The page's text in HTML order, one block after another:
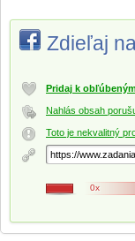
Zdieľaj
Pridaj k obľúbeným
Nahlás obsah
Toto je nekvalitný
0x